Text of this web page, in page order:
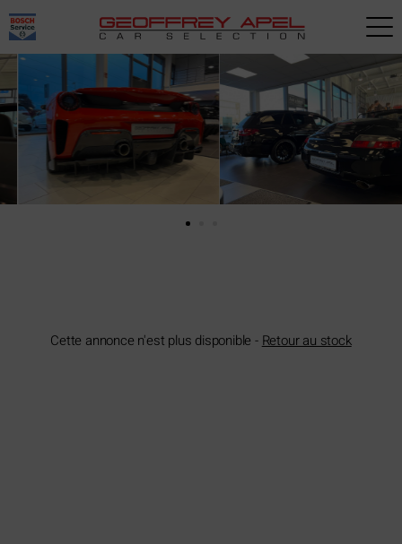
Cette annonce n'est plus disponible - Retour au stock